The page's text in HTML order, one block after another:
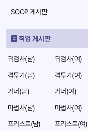
SOOP 게시판
직업 게시판
귀검사(남)
귀검사(여)
격투가(남)
격투가(여)
거너(남)
거너(여)
마법사(남)
마법사(여)
프리스트(남)
프리스트(여)